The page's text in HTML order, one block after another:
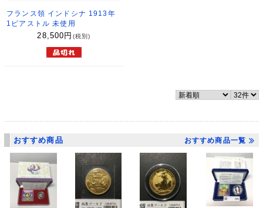
フランス領 インドシナ 1913年
1ピアストル 未使用
28,500 円 (税別)
おすすめ商品 おすすめ商品一覧